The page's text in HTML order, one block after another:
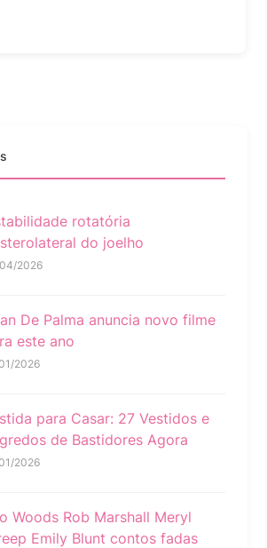
rotatória
do joelho
2026
De Palma anuncia novo filme
este ano
2026
para Casar: 27 Vestidos e
de Bastidores Agora
2026
Woods Rob Marshall Meryl
Emily Blunt contos fadas